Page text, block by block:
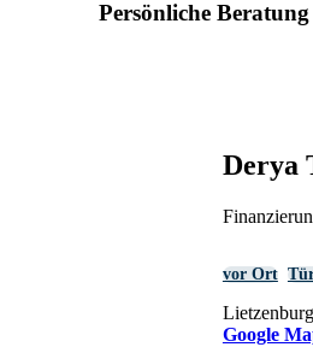
Persönliche
Derya
vor Ort
Google